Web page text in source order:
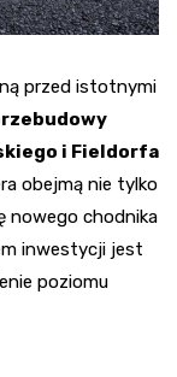
przed istotnymi
i Fieldorfa
obejmą nie tylko
nowego chodnika
inwestycji jest
poziomu